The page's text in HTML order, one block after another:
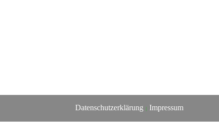
Datenschutzerklärung Impressum